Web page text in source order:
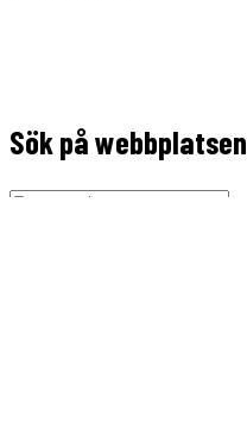
Sök på webbplatsen
Søg